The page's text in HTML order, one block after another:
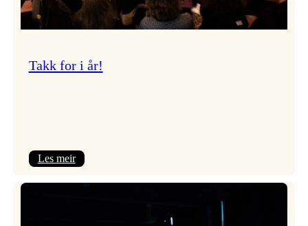
Takk for i år!
Les meir: